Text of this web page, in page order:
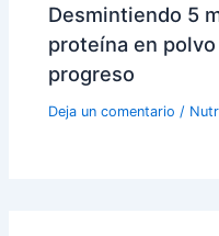
Desmintiendo 5
proteína en
progreso
Deja un comentario /